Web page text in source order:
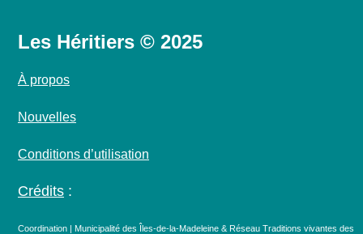
Les Héritiers © 2025
À propos
Nouvelles
Conditions d’utilisation
Crédits :
Coordination | Municipalité des Îles-de-la-Madeleine & Réseau Traditions vivantes des